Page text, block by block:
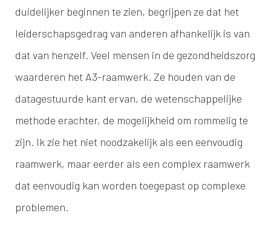
duidelijker beginnen te zien, begrijpen ze dat het
leiderschapsgedrag van anderen afhankelijk is van
dat van henzelf. Veel mensen in de gezondheidszorg
waarderen het A3-raamwerk. Ze houden van de
datagestuurde kant ervan, de wetenschappelijke
methode erachter, de mogelijkheid om rommelig te
zijn. Ik zie het niet noodzakelijk als een eenvoudig
raamwerk, maar eerder als een complex raamwerk
dat eenvoudig kan worden toegepast op complexe
problemen.